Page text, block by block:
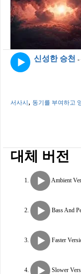
신성한 승천 -
서사시 , 동기를 부여하고
대체 버전
Ambient
Bass And
Faster
Slower